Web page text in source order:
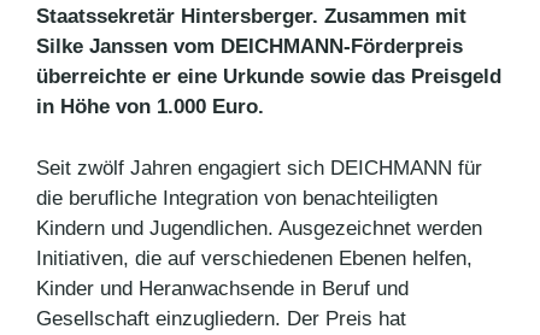
Staatssekretär Hintersberger. Zusammen mit
Silke Janssen vom DEICHMANN-Förderpreis
überreichte er eine Urkunde sowie das Preisgeld
in Höhe von 1.000 Euro.
Seit zwölf Jahren engagiert sich DEICHMANN für
die berufliche Integration von benachteiligten
Kindern und Jugendlichen. Ausgezeichnet werden
Initiativen, die auf verschiedenen Ebenen helfen,
Kinder und Heranwachsende in Beruf und
Gesellschaft einzugliedern. Der Preis hat